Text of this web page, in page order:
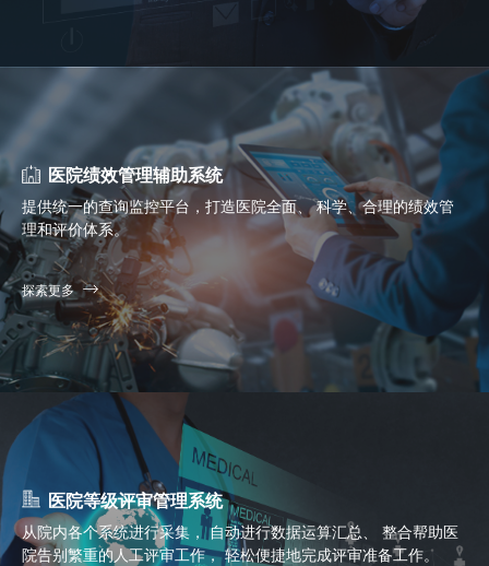
医院绩效管理辅助系统
提供统一的查询监控平台，打造医院全面、 科学、合理的绩效管
理和评价体系。
探索更多
医院等级评审管理系统
从院内各个系统进行采集， 自动进行数据运算汇总、 整合帮助医
院告别繁重的人工评审工作， 轻松便捷地完成评审准备工作。